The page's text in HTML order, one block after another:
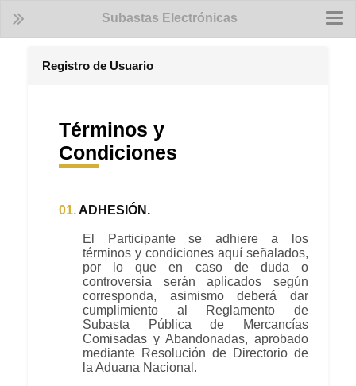
Subastas Electrónicas
Registro de Usuario